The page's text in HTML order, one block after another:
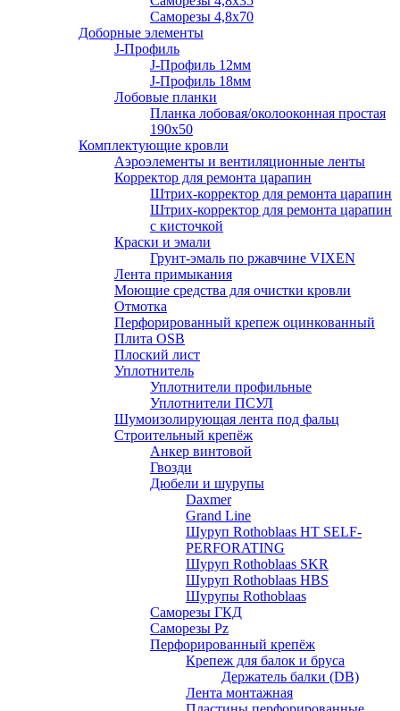
Сaморезы 4,8х70
Доборные элементы
J-Профиль
J-Профиль 12мм
J-Профиль 18мм
Лобовые планки
Планка лобовая/околооконная простая
190х50
Комплектующие кровли
Аэроэлементы и вентиляционные ленты
Корректор для ремонта царапин
Штрих-корректор для ремонта царапин
Штрих-корректор для ремонта царапин
с кисточкой
Краски и эмали
Грунт-эмаль по ржавчине VIXEN
Лента примыкания
Моющие средства для очистки кровли
Отмотка
Перфорированный крепеж оцинкованный
Плита OSB
Плоский лист
Уплотнитель
Уплотнители профильные
Уплотнители ПСУЛ
Шумоизолирующая лента под фальц
Строительный крепёж
Анкер винтовой
Гвозди
Дюбели и шурупы
Daxmer
Grand Line
Шуруп Rothoblaas HT SELF-
PERFORATING
Шуруп Rothoblaas SKR
Шуруп Rothoblaas НВS
Шурупы Rothoblaas
Саморeзы ГКД
Саморезы Pz
Перфорированный крепёж
Крепеж для балок и бруса
Держатель балки (DB)
Лента монтажнaя